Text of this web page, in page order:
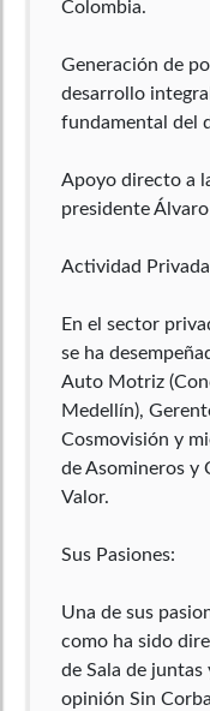
Colombia.
Generación de
desarrollo
fundamental del
Apoyo directo a
presidente
Actividad
En el sector
se ha
Auto Motriz
Medellín),
Cosmovisión y
de Asomineros y
Valor.
Sus Pasiones:
Una de sus
como ha sido
de Sala de
opinión Sin